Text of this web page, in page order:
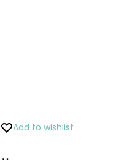
Add to wishlist